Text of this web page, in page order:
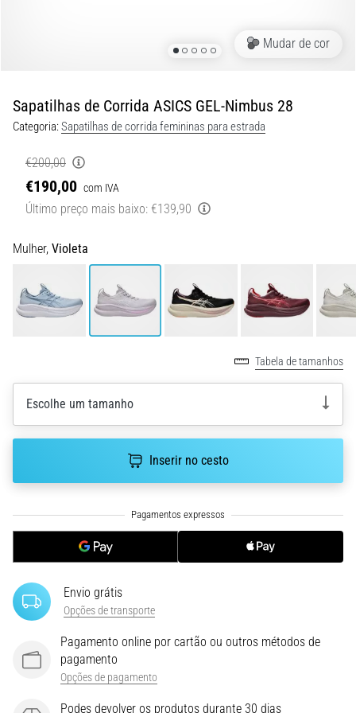
Causas,
Tratamento
e
Prevenção
joelho
também
síndrome
do
é
um
problema
de
10 minutos lendo
Ténis
corrida
com
Mudar de cor
Sapatilhas de Corrida ASICS GEL-Nimbus 28
Categoria:Sapatilhas de corrida femininas para estrada
€200,00
€190,00 com IVA
Último preço mais baixo: €139,90
Mulher, Violeta
Tabela de tamanhos
Escolhe um tamanho
Inserir no cesto
Envio grátis
Opções de transporte
Pagamento online por cartão ou outros métodos de
pagamento
Opções de pagamento
Podes devolver os produtos durante 30 dias